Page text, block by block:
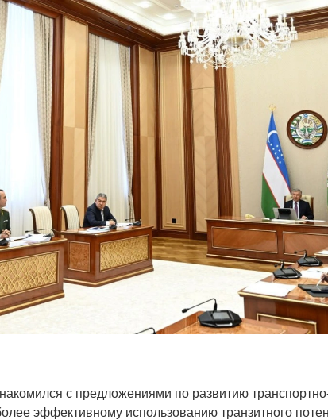
с предложениями по развитию
эффективному использованию транзитного